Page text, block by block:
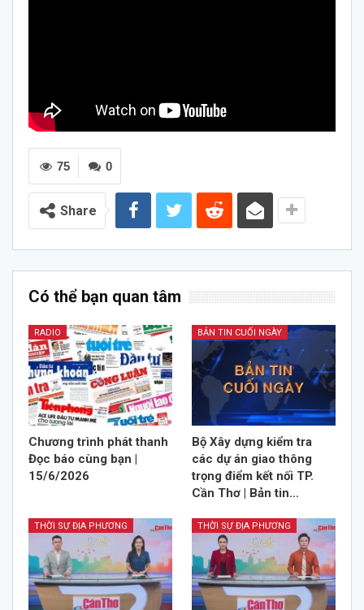
0
75
Share
Có thể bạn quan tâm
RADIO
Chương trình phát thanh
Đọc báo cùng bạn |
15/6/2026
BẢN TIN CUỐI NGÀY
Bộ Xây dựng kiểm tra
các dự án giao thông
trọng điểm kết nối TP.
Cần Thơ | Bản tin…
THỜI SỰ ĐỊA PHƯƠNG THỜI SỰ ĐỊA PHƯƠNG